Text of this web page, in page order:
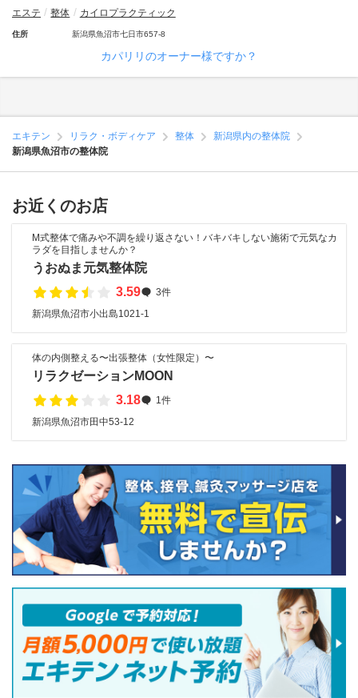
エステ 整体 カイロプラクティック
住所 新潟県魚沼市七日市657-8
カパリリのオーナー様ですか？
エキテン リラク・ボディケア 整体
新潟県内の整体院
新潟県魚沼市の整体院
お近くのお店
M式整体で痛みや不調を繰り返さない！バキバキしない施術で元気なカ
ラダを目指しませんか？
うおぬま元気整体院
3.59
3件
新潟県魚沼市小出島1021-1
体の内側整える〜出張整体（女性限定）〜
リラクゼーションMOON
3.18
1件
新潟県魚沼市田中53-12